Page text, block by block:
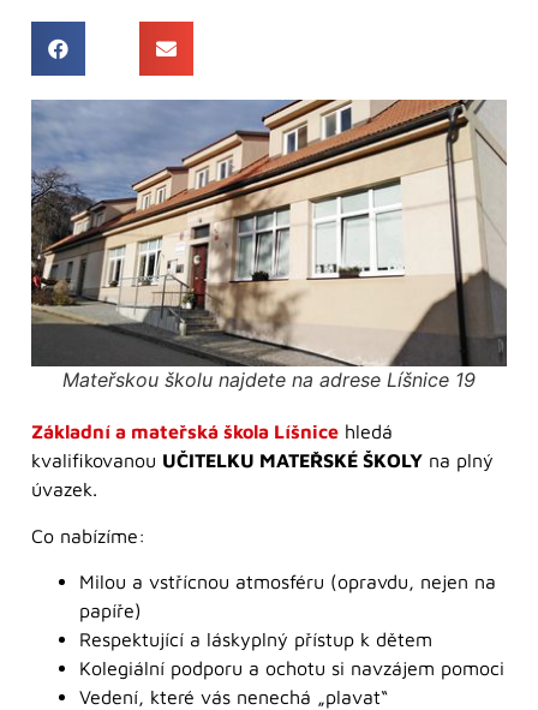
Mateřskou školu najdete na adrese Líšnice 19
Základní a mateřská škola Líšnice hledá
kvalifikovanou UČITELKU MATEŘSKÉ ŠKOLY na plný
úvazek.
Co nabízíme:
Milou a vstřícnou atmosféru (opravdu, nejen na
papíře)
Respektující a láskyplný přístup k dětem
Kolegiální podporu a ochotu si navzájem pomoci
Vedení, které vás nenechá „plavat“